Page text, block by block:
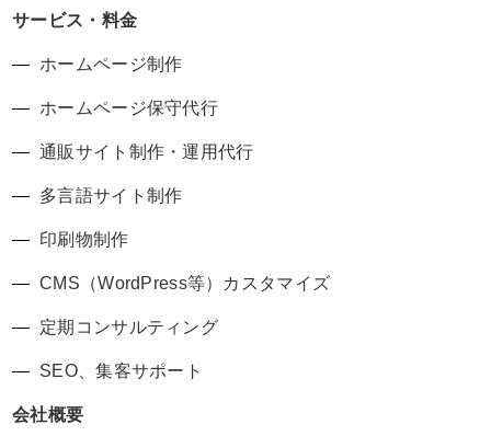
サービス・料金
ホームページ制作
ホームページ保守代行
通販サイト制作・運用代行
多言語サイト制作
印刷物制作
CMS（WordPress等）カスタマイズ
定期コンサルティング
SEO、集客サポート
会社概要